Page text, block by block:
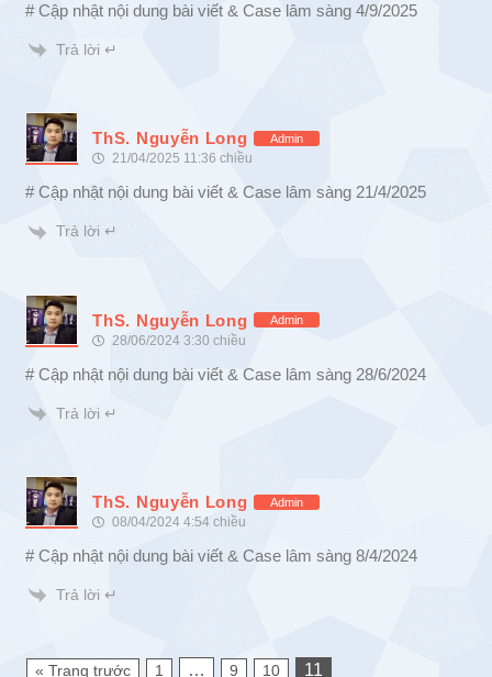
# Cập nhật nội dung bài viết & Case lâm sàng 4/9/2025
Trả lời ↵
ThS. Nguyễn Long Admin
21/04/2025 11:36 chiều
# Cập nhật nội dung bài viết & Case lâm sàng 21/4/2025
Trả lời ↵
ThS. Nguyễn Long Admin
28/06/2024 3:30 chiều
# Cập nhật nội dung bài viết & Case lâm sàng 28/6/2024
Trả lời ↵
ThS. Nguyễn Long Admin
08/04/2024 4:54 chiều
# Cập nhật nội dung bài viết & Case lâm sàng 8/4/2024
Trả lời ↵
« Trang trước 1 … 9 10 11